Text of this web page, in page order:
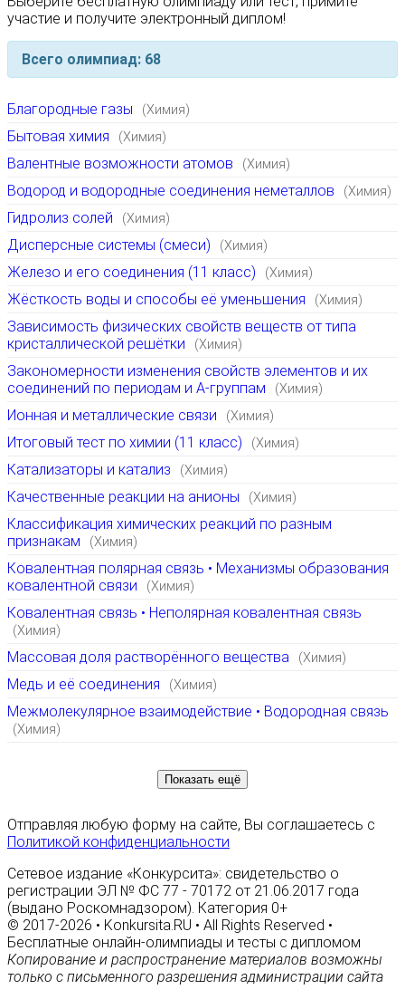
участие и получите электронный диплом!
Всего олимпиад: 68
Благородные газы (Химия)
Бытовая химия (Химия)
Валентные возможности атомов (Химия)
Водород и водородные соединения неметаллов (Химия)
Гидролиз солей (Химия)
Дисперсные системы (смеси) (Химия)
Железо и его соединения (11 класс) (Химия)
Жёсткость воды и способы её уменьшения (Химия)
Зависимость физических свойств веществ от типа
кристаллической решётки
(Химия)
Закономерности изменения свойств элементов и их
соединений по периодам и А-группам
(Химия)
Ионная и металлические связи (Химия)
Итоговый тест по химии (11 класс) (Химия)
Катализаторы и катализ (Химия)
Качественные реакции на анионы (Химия)
Классификация химических реакций по разным
признакам
(Химия)
Ковалентная полярная связь • Механизмы образования
ковалентной связи
(Химия)
Ковалентная связь • Неполярная ковалентная связь
(Химия)
Массовая доля растворённого вещества (Химия)
Медь и её соединения (Химия)
Межмолекулярное взаимодействие • Водородная связь
(Химия)
Показать ещё
Отправляя любую форму на сайте, Вы соглашаетесь с
Политикой конфиденциальности
Сетевое издание «Конкурсита»: свидетельство о
регистрации ЭЛ № ФС 77 - 70172 от 21.06.2017 года
(выдано Роскомнадзором). Категория 0+
© 2017-2026 • Konkursita.RU • All Rights Reserved •
Бесплатные онлайн-олимпиады и тесты с дипломом
Копирование и распространение материалов возможны
только с письменного разрешения администрации сайта